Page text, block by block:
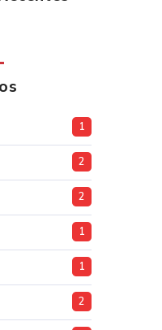
1
2
2
1
1
2